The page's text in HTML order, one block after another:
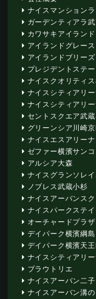
ナイスマンション
ガーデンティアラ
カワサキアイラン
アイランドグレース
アイランドブリーズ
プレジデントステ
ナイスクオリティ
ナイスシティアリ
ナイスシティアリ
セントスクエア武
グリーンシア川崎
ナイスエスアリー
ゼファー横濱サン
アルシア大森
ナイスグランソレ
ノブレス武蔵小杉
ナイスアーバンス
ナイスパークステ
オーチャードプラザ
デイパーク横濱綱島
デイパーク横濱天
ナイスシティアリ
ブラウトリエ
ナイスアーバン二子
ナイスアーバン溝の